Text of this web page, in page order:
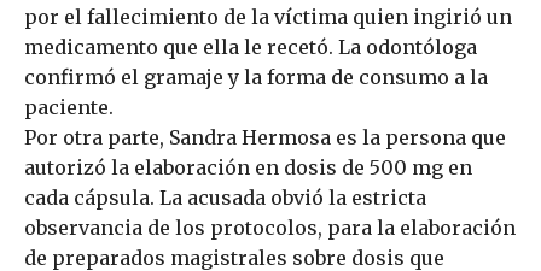
por el fallecimiento de la víctima quien ingirió un
medicamento que ella le recetó. La odontóloga
confirmó el gramaje y la forma de consumo a la
paciente.
Por otra parte, Sandra Hermosa es la persona que
autorizó la elaboración en dosis de 500 mg en
cada cápsula. La acusada obvió la estricta
observancia de los protocolos, para la elaboración
de preparados magistrales sobre dosis que